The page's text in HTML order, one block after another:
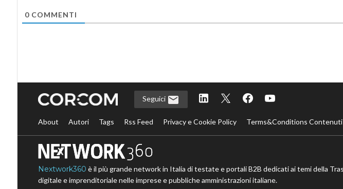
0COMMENTI
Seguici
About Autori Tags Rss Feed Privacy e Cookie Policy Terms&Conditions
Nextwork360 è il più grande network in Italia di testate e portali B2B dedicati ai temi della
digitale e imprenditoriale nelle imprese e pubbliche amministrazioni italiane.